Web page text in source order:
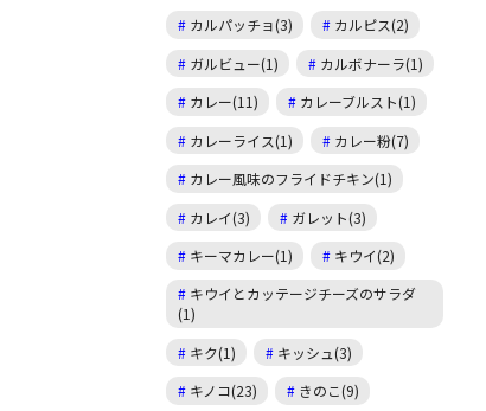
カルパッチョ(3)
カルピス(2)
ガルビュー(1)
カルボナーラ(1)
カレー(11)
カレーブルスト(1)
カレーライス(1)
カレー粉(7)
カレー風味のフライドチキン(1)
カレイ(3)
ガレット(3)
キーマカレー(1)
キウイ(2)
キウイとカッテージチーズのサラダ
(1)
キク(1)
キッシュ(3)
キノコ(23)
きのこ(9)